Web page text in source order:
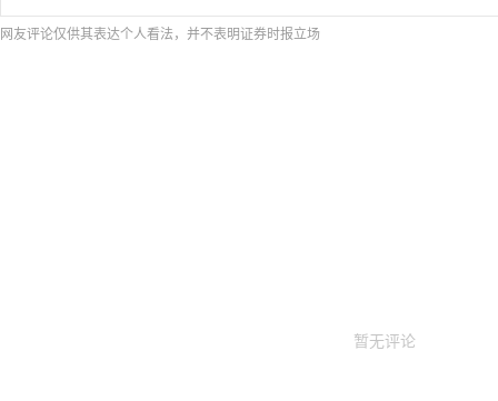
网友评论仅供其表达个人看法，并不表明证券时报立场
暂无评论